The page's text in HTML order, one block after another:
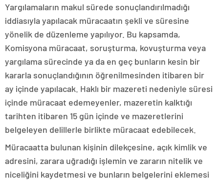
Yargılamaların makul sürede sonuçlandırılmadığı
iddiasıyla yapılacak müracaatın şekli ve süresine
yönelik de düzenleme yapılıyor. Bu kapsamda,
Komisyona müracaat, soruşturma, kovuşturma veya
yargılama sürecinde ya da en geç bunların kesin bir
kararla sonuçlandığının öğrenilmesinden itibaren bir
ay içinde yapılacak. Haklı bir mazereti nedeniyle süresi
içinde müracaat edemeyenler, mazeretin kalktığı
tarihten itibaren 15 gün içinde ve mazeretlerini
belgeleyen delillerle birlikte müracaat edebilecek.
Müracaatta bulunan kişinin dilekçesine, açık kimlik ve
adresini, zarara uğradığı işlemin ve zararın nitelik ve
niceliğini kaydetmesi ve bunların belgelerini eklemesi